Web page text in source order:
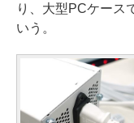
り、大型PCケース
いう。